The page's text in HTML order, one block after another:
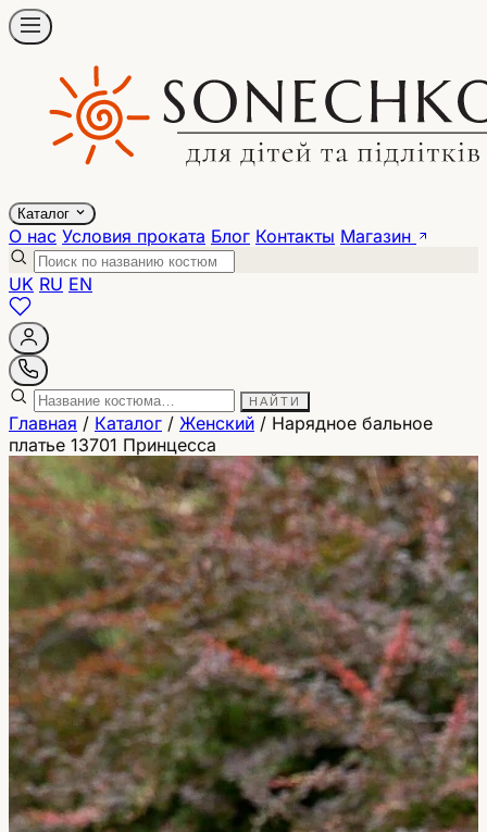
Каталог
О нас Условия проката Блог Контакты Магазин
UK RU EN
НАЙТИ
Главная / Каталог / Женский / Нарядное бальное
платье 13701 Принцесса